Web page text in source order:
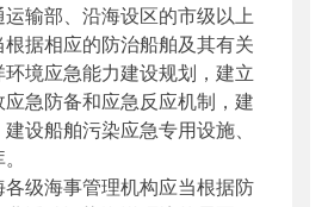
部、沿海设区的市级以上
据相应的防治船舶及其有关
境应急能力建设规划，建立
急防备和应急反应机制，建
设船舶污染应急专用设施、
海事管理机构应当根据防